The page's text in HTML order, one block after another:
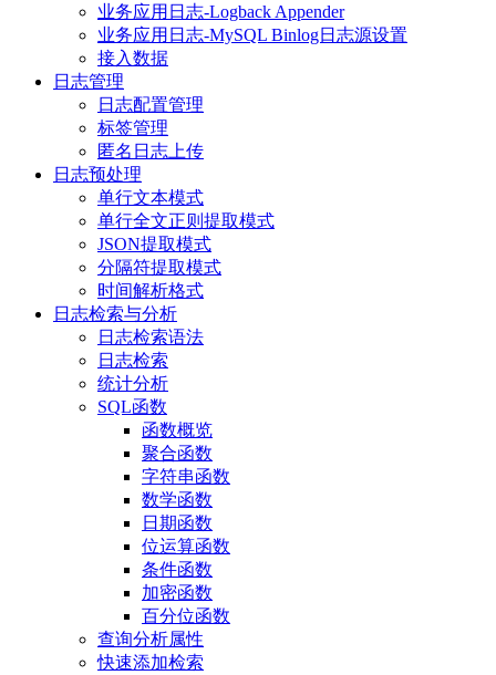
业务应用日志-Logback Appender
业务应用日志-MySQL Binlog日志源设置
接入数据
日志管理
日志配置管理
标签管理
匿名日志上传
日志预处理
单行文本模式
单行全文正则提取模式
JSON提取模式
分隔符提取模式
时间解析格式
日志检索与分析
日志检索语法
日志检索
统计分析
SQL函数
函数概览
聚合函数
字符串函数
数学函数
日期函数
位运算函数
条件函数
加密函数
百分位函数
查询分析属性
快速添加检索